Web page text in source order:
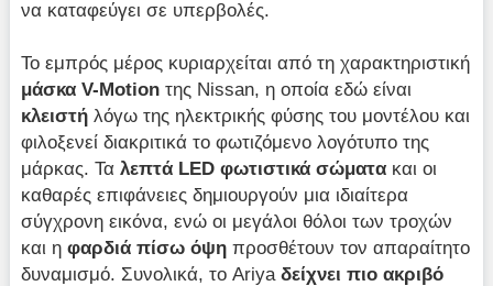
να καταφεύγει σε υπερβολές.
Το εμπρός μέρος κυριαρχείται από τη χαρακτηριστική
μάσκα V-Motion της Nissan, η οποία εδώ είναι
κλειστή λόγω της ηλεκτρικής φύσης του μοντέλου και
φιλοξενεί διακριτικά το φωτιζόμενο λογότυπο της
μάρκας. Ταλεπτά LED φωτιστικά σώματα και οι
καθαρές επιφάνειες δημιουργούν μια ιδιαίτερα
σύγχρονη εικόνα, ενώ οι μεγάλοι θόλοι των τροχών
και ηφαρδιά πίσω όψη προσθέτουν τον απαραίτητο
δυναμισμό. Συνολικά, το Ariyaδείχνει πιο ακριβό